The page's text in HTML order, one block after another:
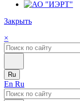
Закрыть
×
Ru
En Ru